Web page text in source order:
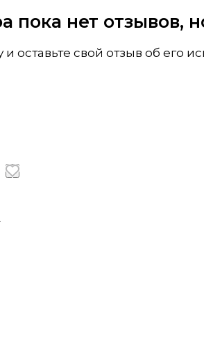
пока нет
оставьте свой отзыв об его